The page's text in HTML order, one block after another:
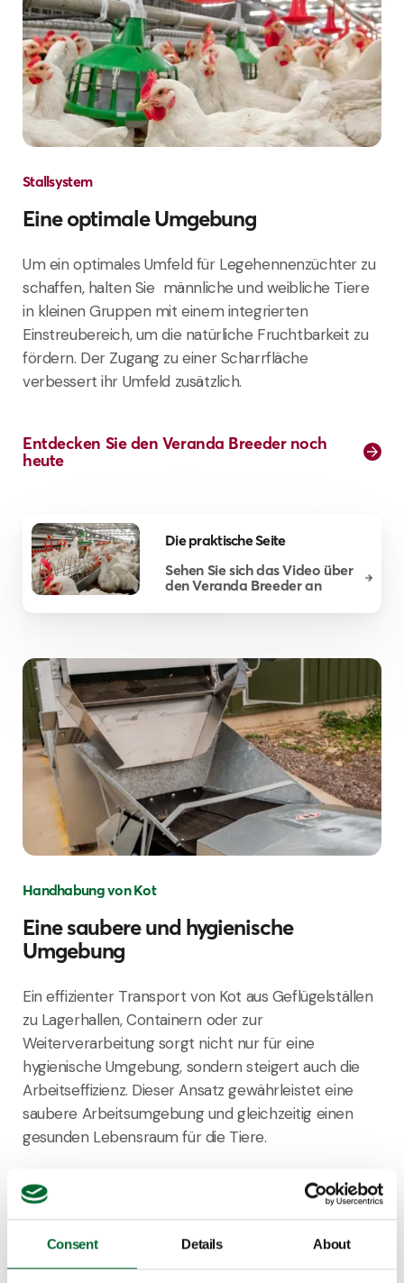
Consent Details About
Stallsystem
Eine optimale Umgebung
Um ein optimales Umfeld für Legehennenzüchter zu
schaffen, halten Sie männliche und weibliche Tiere
in kleinen Gruppen mit einem integrierten
Einstreubereich, um die natürliche Fruchtbarkeit zu
fördern. Der Zugang zu einer Scharrfläche
verbessert ihr Umfeld zusätzlich.
Entdecken Sie den Veranda Breeder noch
heute
Die praktische Seite
Sehen Sie sich das Video über
den Veranda Breeder an
Handhabung von Kot
Eine saubere und hygienische
Umgebung
Ein effizienter Transport von Kot aus Geflügelställen
zu Lagerhallen, Containern oder zur
Weiterverarbeitung sorgt nicht nur für eine
hygienische Umgebung, sondern steigert auch die
Arbeitseffizienz. Dieser Ansatz gewährleistet eine
saubere Arbeitsumgebung und gleichzeitig einen
gesunden Lebensraum für die Tiere.
Entdecken Sie unsere Lösungen für die
Kotverarbeitung